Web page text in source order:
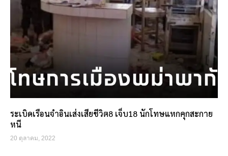
ระเบิดเรือนจำอินเส่งเสียชีวิต8 เจ็บ18 นักโทษแหกคุกสะกาย
หนี
20 ตุลาคม, 2022